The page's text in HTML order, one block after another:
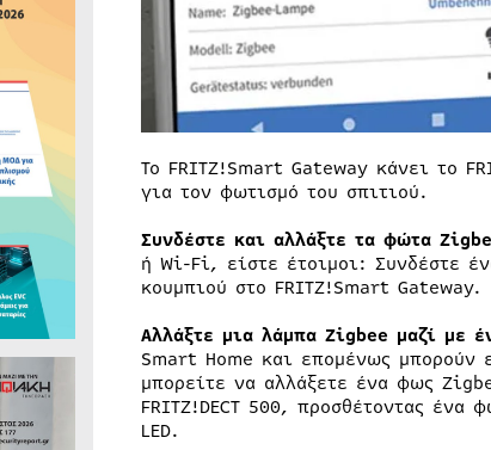
Το FRITZ!Smart Gateway κάνει το
για τον φωτισμό του σπιτιού.
Συνδέστε και αλλάξτε τα φώτα
ή Wi-Fi, είστε έτοιμοι: Συνδέστε
κουμπιού στο FRITZ!Smart Gateway.
Αλλάξτε μια λάμπα Zigbee μαζί με
Smart Home και επομένως μπορούν
μπορείτε να αλλάξετε ένα φως
FRITZ!DECT 500, προσθέτοντας
LED.